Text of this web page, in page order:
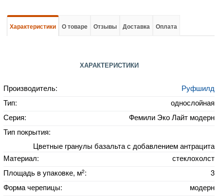
Характеристики О товаре Отзывы Доставка Оплата
ХАРАКТЕРИСТИКИ
Производитель:
Руфшилд
Тип:
однослойная
Серия:
Фемили Эко Лайт модерн
Тип покрытия:
Цветные гранулы базальта с добавлением антрацита
Материал:
стеклохолст
Площадь в упаковке, м2:
3
Форма черепицы:
модерн